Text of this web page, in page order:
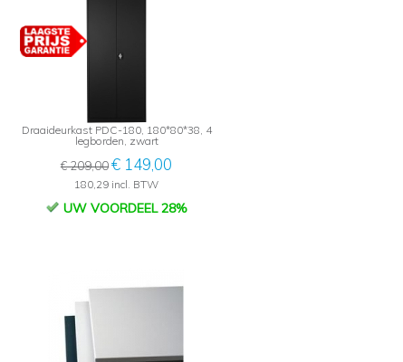
Draaideurkast PDC-180, 180*80*38, 4
legborden, zwart
€ 209,00€ 149,00
180,29 incl. BTW
UW VOORDEEL 28%